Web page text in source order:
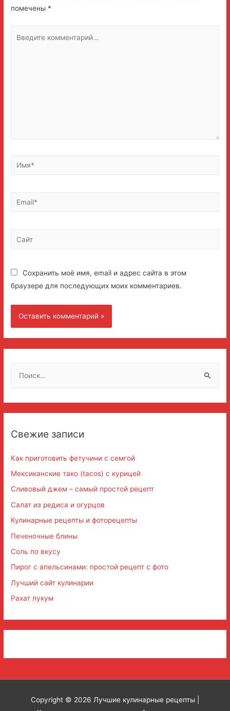
помечены *
комментарий...
Имя*
Email*
Сайт
Сохранить моё имя, email и адрес сайта в этом
браузере для последующих моих комментариев.
:Свежие записи
Как приготовить фетучини с семгой
Мексиканские тако (tacos) с курицей
Сливовый джем – самый простой рецепт
Салат из редиса и огурцов
Кулинарные рецепты и фоторецепты
Печеночные блины
Соль по вкусу
Пирог с апельсинами: простой рецепт с фото
Лучший сайт кулинарии
Рахат лукум
Copyright © 2026 Лучшие кулинарные рецепты